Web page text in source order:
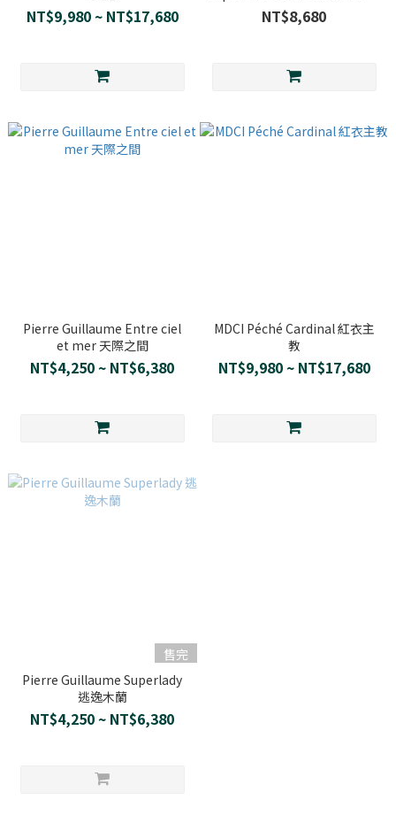
NT$9,980 ~ NT$17,680
關鍵實驗
NT$8,680
Pierre Guillaume Entre ciel
et mer 天際之間
NT$4,250 ~ NT$6,380
MDCI Péché Cardinal 紅衣主
教
NT$9,980 ~ NT$17,680
售完
Pierre Guillaume Superlady
逃逸木蘭
NT$4,250 ~ NT$6,380